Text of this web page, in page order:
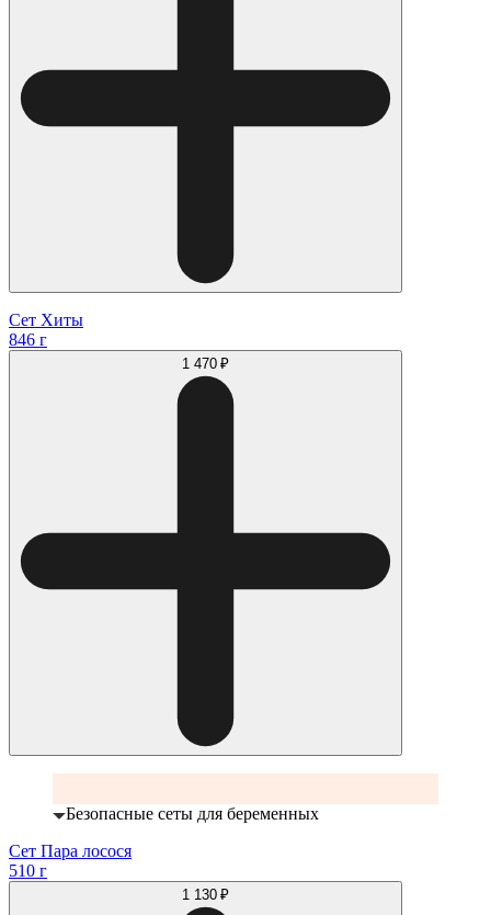
Сет Хиты
846 г
1 470 ₽
Безопасные сеты для беременных
Сет Пара лосося
510 г
1 130 ₽